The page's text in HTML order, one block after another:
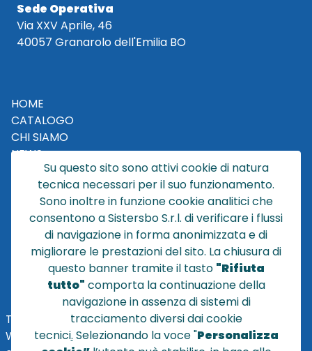
Sede Operativa
Via XXV Aprile, 46
40057 Granarolo dell'Emilia BO
HOME
CATALOGO
CHI SIAMO
NEWS
CONTATTACI
CONDIZIONI DI VENDITA
POLICY PRIVACY
NOTE LEGALI
Cookie
TEL
+39 051 320210
WHATSAPP: +39345 7201724
Su questo sito sono attivi cookie di natura
tecnica necessari per il suo funzionamento.
Sono inoltre in funzione cookie analitici che
consentono a Sistersbo S.r.l. di verificare i flussi
di navigazione in forma anonimizzata e di
migliorare le prestazioni del sito. La chiusura di
questo banner tramite il tasto "Rifiuta
tutto" comporta la continuazione della
navigazione in assenza di sistemi di
tracciamento diversi dai cookie
tecnici. Selezionando la voce "Personalizza